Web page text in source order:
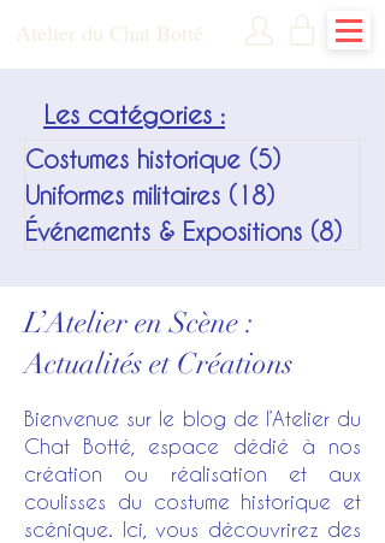
Atelier du Chat Botté
Les catégories :
Costumes historique (5)
Uniformes militaires (18)
Événements & Expositions (8)
L’Atelier en Scène :
Actualités et Créations
Bienvenue sur le blog de l’Atelier du
Chat Botté, espace dédié à nos
création ou réalisation et aux
coulisses du costume historique et
scénique. Ici, vous découvrirez des